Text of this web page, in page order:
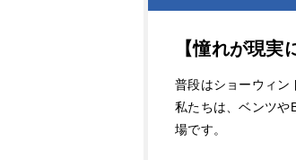
【憧れが現実
普段はショーウィン
私たちは、ベンツや
場です。